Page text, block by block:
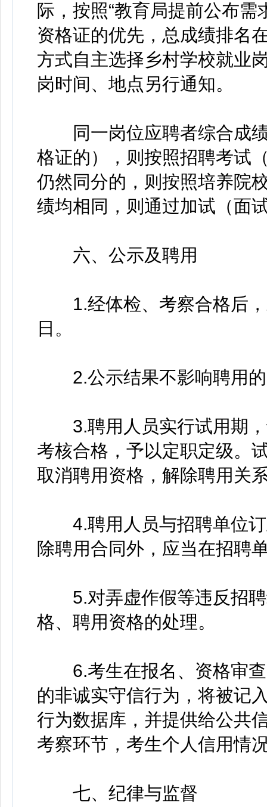
际，按照“教育局提前公布
资格证的优先，总成绩排名
方式自主选择乡村学校就业
岗时间、地点另行通知。
同一岗位应聘者综合成绩
格证的），则按照招聘考试
仍然同分的，则按照培养院
绩均相同，则通过加试（面
六、公示及聘用
1.经体检、考察合格后，
日。
2.公示结果不影响聘用的
3.聘用人员实行试用期，
考核合格，予以定职定级。
取消聘用资格，解除聘用关
4.聘用人员与招聘单位订
除聘用合同外，应当在招聘
5.对弄虚作假等违反招聘
格、聘用资格的处理。
6.考生在报名、资格审查
的非诚实守信行为，将被记
行为数据库，并提供给公共
考察环节，考生个人信用情
七、纪律与监督